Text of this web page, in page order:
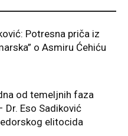
Potresna priča iz
o Asmiru Ćehiću
od temeljnih faza
Dr. Eso Sadiković
elitocida